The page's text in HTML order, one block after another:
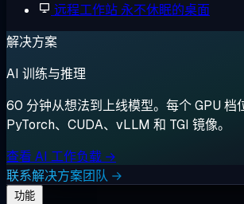
远程工作站 永不休眠的桌面
解决方案
AI 训练与推理
60 分钟从想法到上线模型。每个 GPU 档
PyTorch、CUDA、vLLM 和 TGI 镜像。
查看 AI 工作负载 →
联系解决方案团队 →